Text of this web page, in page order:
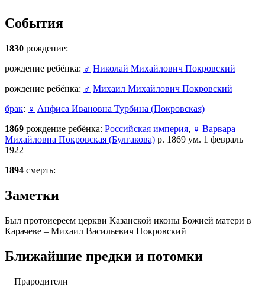
События
1830 рождение:
рождение ребёнка: ♂ Николай Михайлович Покровский
рождение ребёнка: ♂ Михаил Михайлович Покровский
брак: ♀ Анфиса Ивановна Турбина (Покровская)
1869 рождение ребёнка: Российская империя, ♀ Варвара
Михайловна Покровская (Булгакова) р. 1869 ум. 1 февраль
1922
1894 смерть:
Заметки
Был протоиереем церкви Казанской иконы Божией матери в
Карачеве – Михаил Васильевич Покровский
Ближайшие предки и потомки
Прародители